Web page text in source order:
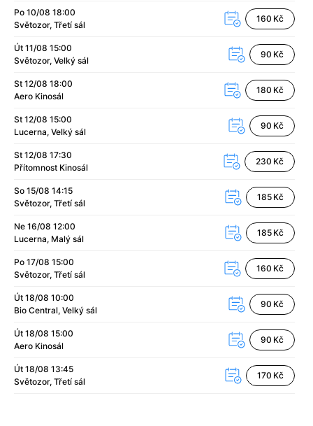
Ant-Man a Wasp: Quantumania
Antonio Sanchez & Birdman
Apokalypsa: Final Cut
Appofeniacs(2025)
Architektura ČSSR 58–89
Argylle: Tajný agent
Arvéd(2022)
Atlas ptáků(2021)
Audience | NT Live
Avatar(2009)
Avatar: Oheň a popel
Avatar: The Way of Water
Až na konec světa
Až na věky(2024)
Až přijde kocour
Aznavour
Po 10/08 18:00
Světozor Třetí sál
160 Kč
Út 11/08 15:00
Světozor Velký sál
90 Kč
St 12/08 18:00
Aero Kinosál
180 Kč
St 12/08 15:00
Lucerna Velký sál
90 Kč
St 12/08 17:30
Přítomnost Kinosál
230 Kč
So 15/08 14:15
Světozor Třetí sál
185 Kč
Ne 16/08 12:00
Lucerna Malý sál
185 Kč
Po 17/08 15:00
Světozor Třetí sál
160 Kč
Út 18/08 10:00
Bio Central Velký sál
90 Kč
Út 18/08 15:00
Aero Kinosál
90 Kč
Út 18/08 13:45
Světozor Třetí sál
170 Kč